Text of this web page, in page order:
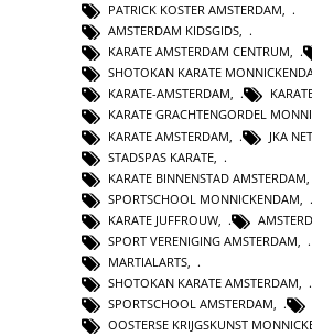
PATRICK KOSTER AMSTERDAM,
AMSTERDAM KIDSGIDS,
KARATE AMSTERDAM CENTRUM,
SHOTOKAN KARATE
KARATE-AMSTERDAM,
KARATE GRACHTENGORDEL
KARATE AMSTERDAM
JKA
STADSPAS KARATE
KARATE BINNENSTAD AMSTERDAM
SPORTSCHOOL MONNICKENDAM
KARATE JUFFROUW
SPORT VERENIGING AMSTERDAM
MARTIALARTS
SHOTOKAN KARATE AMSTERDAM
SPORTSCHOOL AMSTERDAM,
OOSTERSE KRIJGSKUNST